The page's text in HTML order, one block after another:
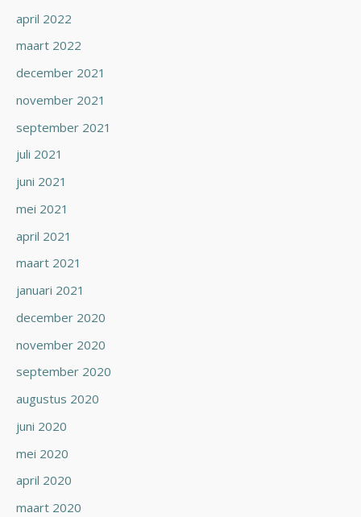
april 2022
maart 2022
december 2021
november 2021
september 2021
juli 2021
juni 2021
mei 2021
april 2021
maart 2021
januari 2021
december 2020
november 2020
september 2020
augustus 2020
juni 2020
mei 2020
april 2020
maart 2020